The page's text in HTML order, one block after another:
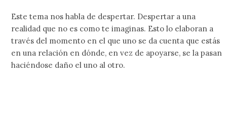
Este tema nos habla de despertar. Despertar a una
realidad que no es como te imaginas. Esto lo elaboran a
través del momento en el que uno se da cuenta que estás
en una relación en dónde, en vez de apoyarse, se la pasan
haciéndose daño el uno al otro.